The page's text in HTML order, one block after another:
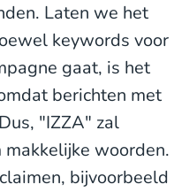
Laten we het
keywords voor
gaat, is het
berichten met
"IZZA" zal
woorden.
bijvoorbeeld